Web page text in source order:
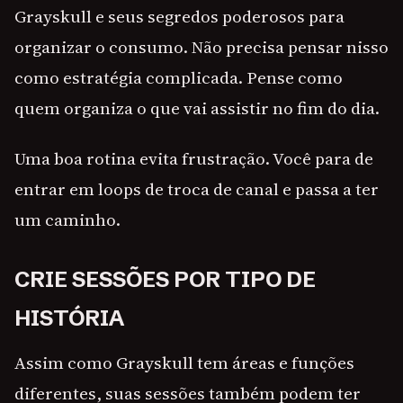
Grayskull e seus segredos poderosos para
organizar o consumo. Não precisa pensar nisso
como estratégia complicada. Pense como
quem organiza o que vai assistir no fim do dia.
Uma boa rotina evita frustração. Você para de
entrar em loops de troca de canal e passa a ter
um caminho.
CRIE SESSÕES POR TIPO DE
HISTÓRIA
Assim como Grayskull tem áreas e funções
diferentes, suas sessões também podem ter